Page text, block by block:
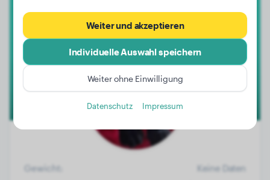
Don Corleone
1
Gewicht:
Keine Daten
Weiter und akzeptieren
Individuelle Auswahl speichern
Weiter ohne Einwilligung
Datenschutz Impressum